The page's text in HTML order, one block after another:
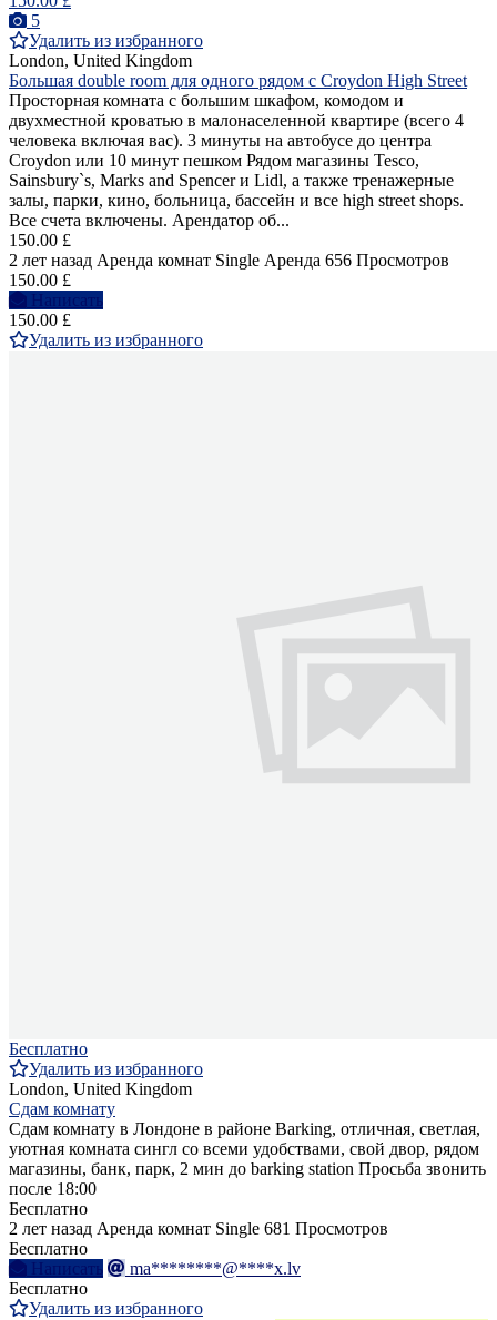
5
Удалить из избранного
London, United Kingdom
Большая double room для одного рядом с Croydon High Street
Просторная комната с большим шкафом, комодом и
двухместной кроватью в малонаселенной квартире (всего 4
человека включая вас). 3 минуты на автобусе до центра
Croydon или 10 минут пешком Рядом магазины Tesco,
Sainsbury`s, Marks and Spencer и Lidl, а также тренажерные
залы, парки, кино, больница, бассейн и все high street shops.
Все счета включены. Арендатор об...
150.00 £
2 лет назад Аренда комнат Single Аренда 656 Просмотров
150.00 £
Написать
150.00 £
Удалить из избранного
Бесплатно
Удалить из избранного
London, United Kingdom
Сдам комнату
Сдам комнату в Лондоне в районе Barking, отличная, светлая,
уютная комната сингл со всеми удобствами, свой двор, рядом
магазины, банк, парк, 2 мин до barking station Просьба звонить
после 18:00
Бесплатно
2 лет назад Аренда комнат Single 681 Просмотров
Бесплатно
Написать
ma********@****x.lv
Бесплатно
Удалить из избранного